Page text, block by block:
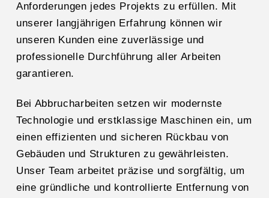
Anforderungen jedes Projekts zu erfüllen. Mit
unserer langjährigen Erfahrung können wir
unseren Kunden eine zuverlässige und
professionelle Durchführung aller Arbeiten
garantieren.
Bei Abbrucharbeiten setzen wir modernste
Technologie und erstklassige Maschinen ein, um
einen effizienten und sicheren Rückbau von
Gebäuden und Strukturen zu gewährleisten.
Unser Team arbeitet präzise und sorgfältig, um
eine gründliche und kontrollierte Entfernung von